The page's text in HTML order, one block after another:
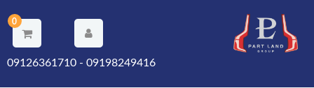
0
09198249416 - 09126361710